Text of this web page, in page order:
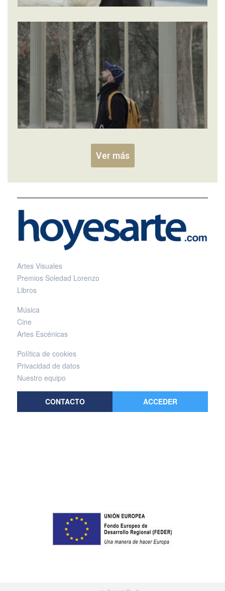
Ver más
Artes Visuales
Premios Soledad Lorenzo
Libros
Música
Cine
Artes Escénicas
Política de cookies
Privacidad de datos
Nuestro equipo
CONTACTO ACCEDER